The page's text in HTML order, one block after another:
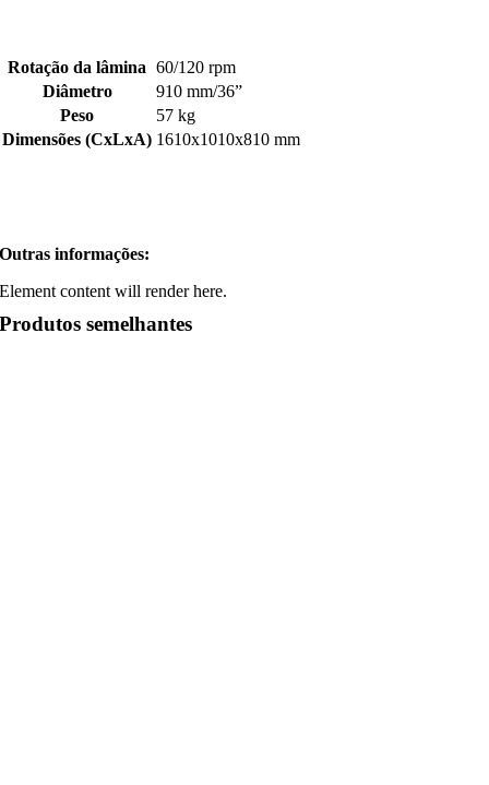
Rotação da lâmina
60/120 rpm
Diâmetro
910 mm/36”
Peso
57 kg
Dimensões (CxLxA) 1610x1010x810 mm
Outras informações:
Element content will render here.
Produtos semelhantes